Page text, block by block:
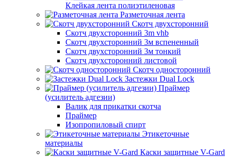
Клейкая лента полиэтиленовая
Разметочная лента
Скотч двухсторонний
Скотч двухсторонний 3m vhb
Скотч двухсторонний 3м вспененный
Скотч двухсторонний 3м тонкий
Скотч двухсторонний листовой
Скотч односторонний
Застежки Dual Lock
Праймер
(усилитель адгезии)
Валик для прикатки скотча
Праймер
Изопропиловый спирт
Этикеточные
материалы
Каски защитные V-Gard